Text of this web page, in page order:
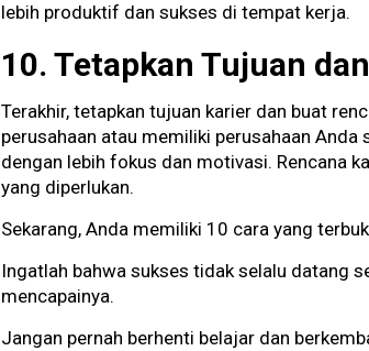
lebih produktif dan sukses di tempat kerja.
10. Tetapkan Tujuan
Terakhir, tetapkan tujuan karier dan buat
perusahaan atau memiliki perusahaan
dengan lebih fokus dan motivasi. Rencana
yang diperlukan.
Sekarang, Anda memiliki 10 cara yang
Ingatlah bahwa sukses tidak selalu datang
mencapainya.
Jangan pernah berhenti belajar dan